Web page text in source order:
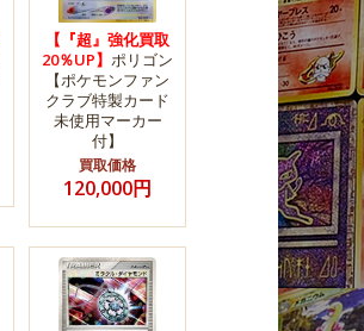
【『超』強化買取
20％UP】 ポリゴン
【ポケモンファン
クラブ特製カード
未使用マーカー
付】
買取価格
120,000円